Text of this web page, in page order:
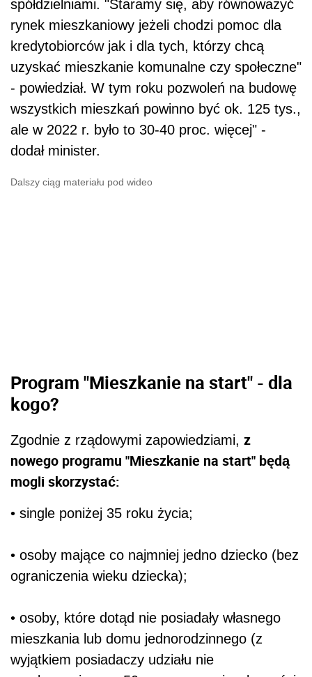
spółdzielniami. "Staramy się, aby równoważyć
rynek mieszkaniowy jeżeli chodzi pomoc dla
kredytobiorców jak i dla tych, którzy chcą
uzyskać mieszkanie komunalne czy społeczne"
- powiedział. W tym roku pozwoleń na budowę
wszystkich mieszkań powinno być ok. 125 tys.,
ale w 2022 r. było to 30-40 proc. więcej" -
dodał minister.
Dalszy ciąg materiału pod wideo
Program "Mieszkanie na start" - dla
kogo?
Zgodnie z rządowymi zapowiedziami, z
nowego programu "Mieszkanie na start" będą
mogli skorzystać:
• single poniżej 35 roku życia;
• osoby mające co najmniej jedno dziecko (bez
ograniczenia wieku dziecka);
• osoby, które dotąd nie posiadały własnego
mieszkania lub domu jednorodzinnego (z
wyjątkiem posiadaczy udziału nie